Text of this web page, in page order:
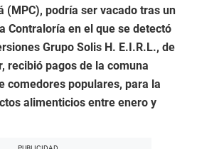
(MPC), podría ser vacado tras un
Contraloría en el que se detectó
Grupo Solis H. E.I.R.L., de
recibió pagos de la comuna
comedores populares, para la
alimenticios entre enero y